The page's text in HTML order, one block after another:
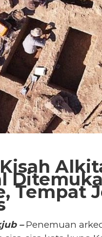
Tempat
–Penemuan